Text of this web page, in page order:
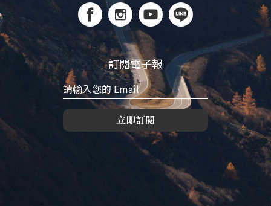
訂閱電子報
立即訂閱